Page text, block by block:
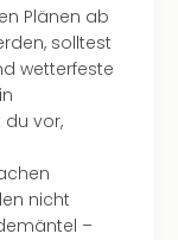
Plänen ab
solltest
wetterfeste
du vor,
nicht
–